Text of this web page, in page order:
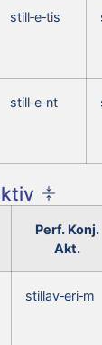
still‑e‑tis
still‑e‑nt
Perf. Konj.
Akt.
stillav‑eri‑m